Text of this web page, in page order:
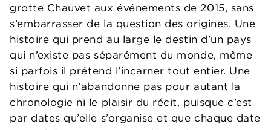
grotte Chauvet aux événements de 2015, sans
s’embarrasser de la question des origines. Une
histoire qui prend au large le destin d’un pays
qui n’existe pas séparément du monde, même
si parfois il prétend l’incarner tout entier. Une
histoire qui n’abandonne pas pour autant la
chronologie ni le plaisir du récit, puisque c’est
par dates qu’elle s’organise et que chaque date